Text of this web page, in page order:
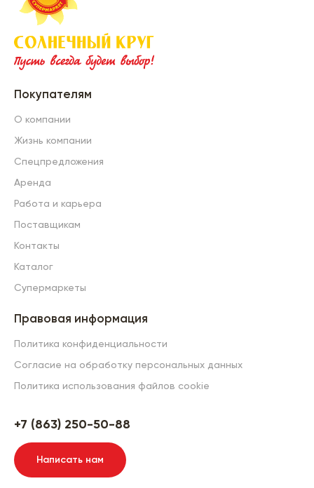
Покупателям
О компании
Жизнь компании
Спецпредложения
Аренда
Работа и карьера
Поставщикам
Контакты
Каталог
Супермаркеты
Правовая информация
Политика конфиденциальности
Согласие на обработку персональных данных
Политика использования файлов cookie
+7 (863) 250-50-88
Написать нам